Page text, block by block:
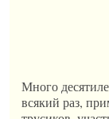
Много
всякий раз,